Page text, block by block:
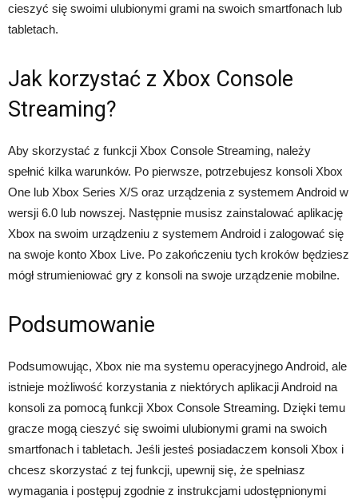
cieszyć się swoimi ulubionymi grami na swoich smartfonach lub
tabletach.
Jak korzystać z Xbox Console
Streaming?
Aby skorzystać z funkcji Xbox Console Streaming, należy
spełnić kilka warunków. Po pierwsze, potrzebujesz konsoli Xbox
One lub Xbox Series X/S oraz urządzenia z systemem Android w
wersji 6.0 lub nowszej. Następnie musisz zainstalować aplikację
Xbox na swoim urządzeniu z systemem Android i zalogować się
na swoje konto Xbox Live. Po zakończeniu tych kroków będziesz
mógł strumieniować gry z konsoli na swoje urządzenie mobilne.
Podsumowanie
Podsumowując, Xbox nie ma systemu operacyjnego Android, ale
istnieje możliwość korzystania z niektórych aplikacji Android na
konsoli za pomocą funkcji Xbox Console Streaming. Dzięki temu
gracze mogą cieszyć się swoimi ulubionymi grami na swoich
smartfonach i tabletach. Jeśli jesteś posiadaczem konsoli Xbox i
chcesz skorzystać z tej funkcji, upewnij się, że spełniasz
wymagania i postępuj zgodnie z instrukcjami udostępnionymi